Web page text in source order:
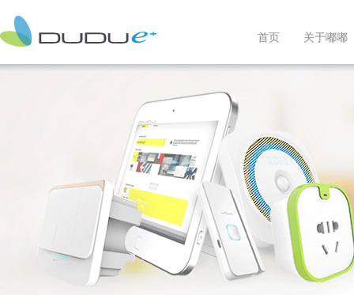
首页 关于嘟嘟